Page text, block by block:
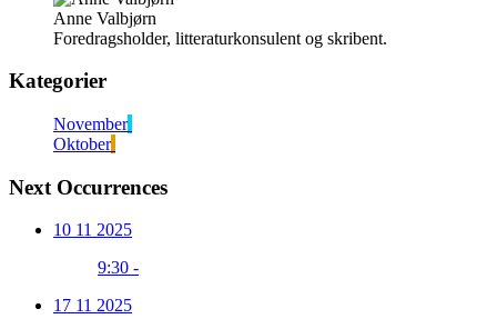
Anne Valbjørn
Foredragsholder, litteraturkonsulent og skribent.
Kategorier
November
Oktober
Next Occurrences
10 11 2025
9:30 -
17 11 2025